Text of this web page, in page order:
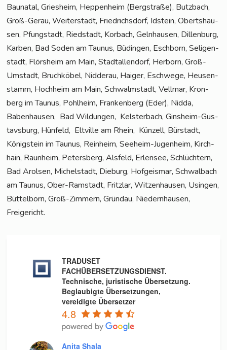
Bau­na­tal, Gries­heim, Hep­pen­heim (Berg­stra­ße), Butz­bach,
Groß-Gerau, Wei­ter­stadt, Fried­richs­dorf, Idstein, Oberts­hau­
sen, Pfung­stadt, Ried­stadt, Kor­bach, Geln­hau­sen, Dil­len­burg,
Kar­ben, Bad Soden am Tau­nus, Büdin­gen, Esch­born, Seli­gen­
stadt, Flörs­heim am Main, Stadt­al­len­dorf, Her­born, Groß-
Umstadt, Bruch­kö­bel, Nid­der­au, Hai­ger, Esch­we­ge, Heu­sen­
stamm, Hoch­heim am Main, Schwalm­stadt, Vell­mar, Kron­
berg im Tau­nus, Pohl­heim, Fran­ken­berg (Eder), Nid­da,
Baben­hau­sen, Bad Wil­dun­gen, Kels­ter­bach, Gins­heim-Gus­
tavs­burg, Hün­feld, Elt­ville am Rhein, Kün­zell, Bür­stadt,
König­stein im Tau­nus, Rein­heim, See­heim-Jugenheim, Kirch­
hain, Raun­heim, Peters­berg, Als­feld, Erlen­see, Schlüch­tern,
Bad Arol­sen, Michel­stadt, Die­burg, Hof­geis­mar, Schwal­bach
am Tau­nus, Ober-Ram­stadt, Fritz­lar, Wit­zen­hau­sen, Usin­gen,
Büt­tel­born, Groß-Zim­mern, Gründau, Nie­dern­hau­sen,
Freigericht.
TRADUSET
FACHÜBERSETZUNGSDIENST.
Technische, juristische Übersetzung.
Beglaubigte Übersetzungen,
vereidigte Übersetzer
4.8
Anita Shala